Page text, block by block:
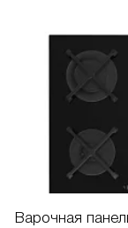
Варочная